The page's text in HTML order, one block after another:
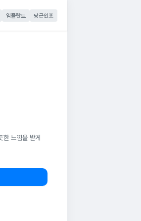
임플란트 당근인포
한 느낌을 받게